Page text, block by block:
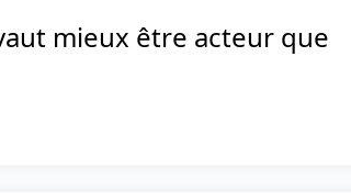
mieux être acteur que